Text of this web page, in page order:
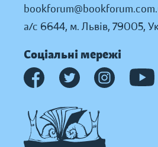
а/с 6644, м. Львів, 79005,
Соціальні мережі